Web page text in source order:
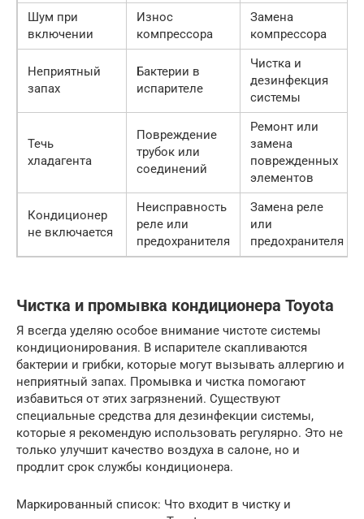
Шум при
включении
Износ
компрессора
Замена
компрессора
Неприятный
запах
Бактерии в
испарителе
Чистка и
дезинфекция
системы
Течь
хладагента
Повреждение
трубок или
соединений
Ремонт или
замена
поврежденных
элементов
Кондиционер
не включается
Неисправность
реле или
предохранителя
Замена реле
или
предохранителя
Чистка и промывка кондиционера Toyota
Я всегда уделяю особое внимание чистоте системы
кондиционирования. В испарителе скапливаются
бактерии и грибки, которые могут вызывать аллергию и
неприятный запах. Промывка и чистка помогают
избавиться от этих загрязнений. Существуют
специальные средства для дезинфекции системы,
которые я рекомендую использовать регулярно. Это не
только улучшит качество воздуха в салоне, но и
продлит срок службы кондиционера.
Маркированный список: Что входит в чистку и